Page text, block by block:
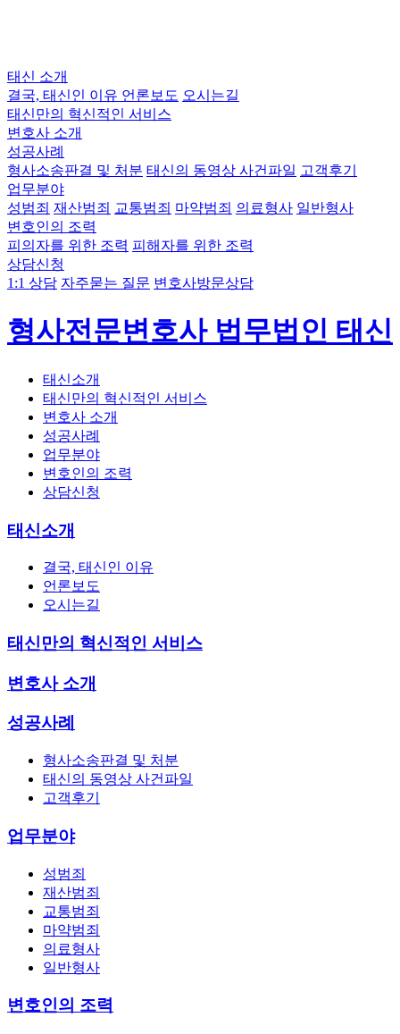
태신 소개
결국, 태신인 이유 언론보도 오시는길
태신만의 혁신적인 서비스
변호사 소개
성공사례
형사소송판결 및 처분 태신의 동영상 사건파일 고객후기
업무분야
성범죄 재산범죄 교통범죄 마약범죄 의료형사 일반형사
변호인의 조력
피의자를 위한 조력 피해자를 위한 조력
상담신청
1:1 상담 자주묻는 질문 변호사방문상담
형사전문변호사 법무법인 태신
태신소개
태신만의 혁신적인 서비스
변호사 소개
성공사례
업무분야
변호인의 조력
상담신청
태신소개
결국, 태신인 이유
언론보도
오시는길
태신만의 혁신적인 서비스
변호사 소개
성공사례
형사소송판결 및 처분
태신의 동영상 사건파일
고객후기
업무분야
성범죄
재산범죄
교통범죄
마약범죄
의료형사
일반형사
변호인의 조력